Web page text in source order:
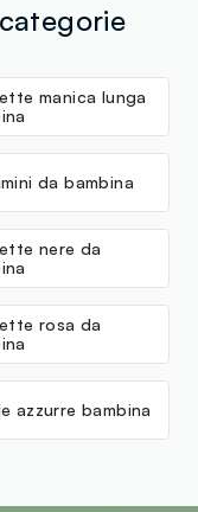
manica lunga
da bambina
nere da
rosa da
azzurre bambina